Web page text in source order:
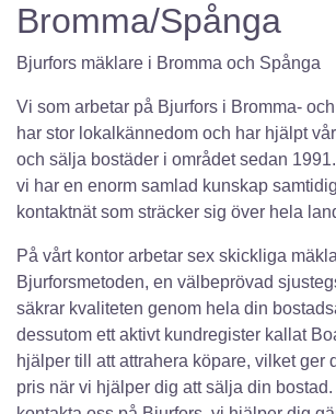
Bromma/Spånga
Bjurfors mäklare i Bromma och Spånga
Vi som arbetar på Bjurfors i Bromma-
har stor lokalkännedom och har hjälpt
och sälja bostäder i området sedan
vi har en enorm samlad kunskap
kontaktnät som sträcker sig över hela
På vårt kontor arbetar sex skickliga
Bjurforsmetoden, en välbeprövad
säkrar kvaliteten genom hela din
dessutom ett aktivt kundregister kallat
hjälper till att attrahera köpare, vilket ger
pris när vi hjälper dig att sälja din